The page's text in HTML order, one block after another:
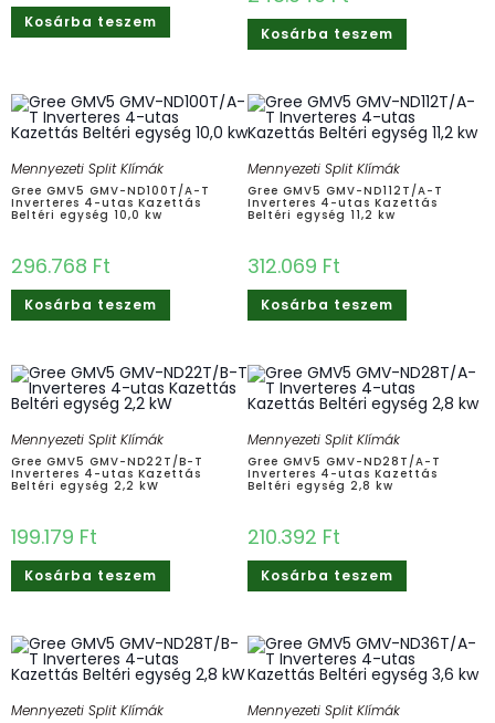
Kosárba teszem
Kosárba teszem
Mennyezeti Split Klímák
Gree GMV5 GMV-ND100T/A-T
Inverteres 4-utas Kazettás
Beltéri egység 10,0 kw
296.768 Ft
Kosárba teszem
Mennyezeti Split Klímák
Gree GMV5 GMV-ND112T/A-T
Inverteres 4-utas Kazettás
Beltéri egység 11,2 kw
312.069 Ft
Kosárba teszem
Mennyezeti Split Klímák
Gree GMV5 GMV-ND22T/B-T
Inverteres 4-utas Kazettás
Beltéri egység 2,2 kW
199.179 Ft
Kosárba teszem
Mennyezeti Split Klímák
Gree GMV5 GMV-ND28T/A-T
Inverteres 4-utas Kazettás
Beltéri egység 2,8 kw
210.392 Ft
Kosárba teszem
Mennyezeti Split Klímák Mennyezeti Split Klímák